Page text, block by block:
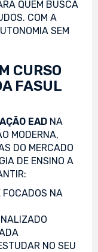
QUEM BUSCA
COM A
SEM
CURSO
FASUL
EAD NA
MODERNA,
DO MERCADO
DE ENSINO A
NA
NO SEU